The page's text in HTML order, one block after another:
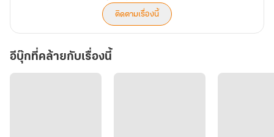
ติดตามเรื่องนี้
อีบุ๊กที่คล้ายกับเรื่องนี้